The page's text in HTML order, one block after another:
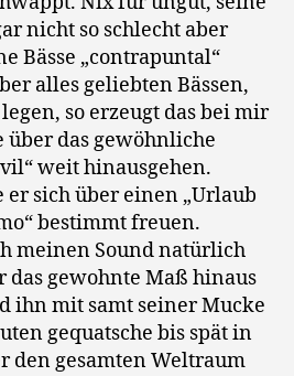
nicht so schlecht aber
Bässe „contrapuntal“
alles geliebten Bässen,
so erzeugt das bei mir
über das gewöhnliche
weit hinausgehen.
er sich über einen „Urlaub
bestimmt freuen.
meinen Sound natürlich
das gewohnte Maß hinaus
ihn mit samt seiner Mucke
gequatsche bis spät in
den gesamten Weltraum